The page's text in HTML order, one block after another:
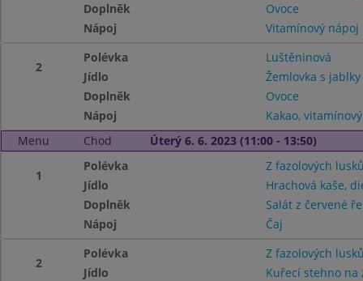
Doplněk
Ovoce
Nápoj
Vitamínový nápoj
2
Polévka
Luštěninová
Jídlo
Žemlovka s
Doplněk
Ovoce
Nápoj
Kakao,
Menu
Chod Úterý 6. 6. 2023 (11:00 - 13:50)
1
Polévka
Z fazolových
Jídlo
Hrachová kaše,
Doplněk
Salát z červené
Nápoj
Čaj
2
Polévka
Z fazolových
Jídlo
Kuřecí stehno na